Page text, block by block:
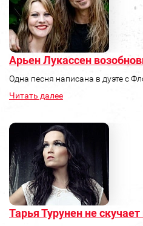
Арьен Лукассен
Одна песня написана в дуэте с
Читать далее
Тарья Турунен не